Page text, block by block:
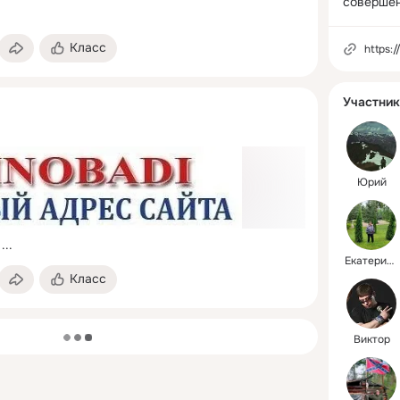
Класс
Класс
Юрий
Екатерина
Виктор